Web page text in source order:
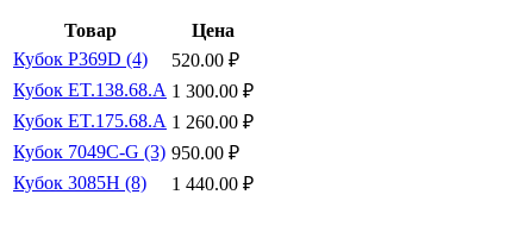
Товар
Цена
Кубок P369D (4)
520.00 ₽
Кубок ET.138.68.A 1 300.00 ₽
Кубок ET.175.68.A 1 260.00 ₽
Кубок 7049C-G (3) 950.00 ₽
Кубок 3085H (8)
1 440.00 ₽